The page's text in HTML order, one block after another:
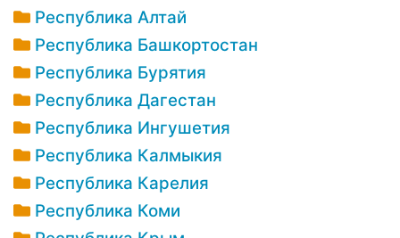
Республика Алтай
Республика Башкортостан
Республика Бурятия
Республика Дагестан
Республика Ингушетия
Республика Калмыкия
Республика Карелия
Республика Коми